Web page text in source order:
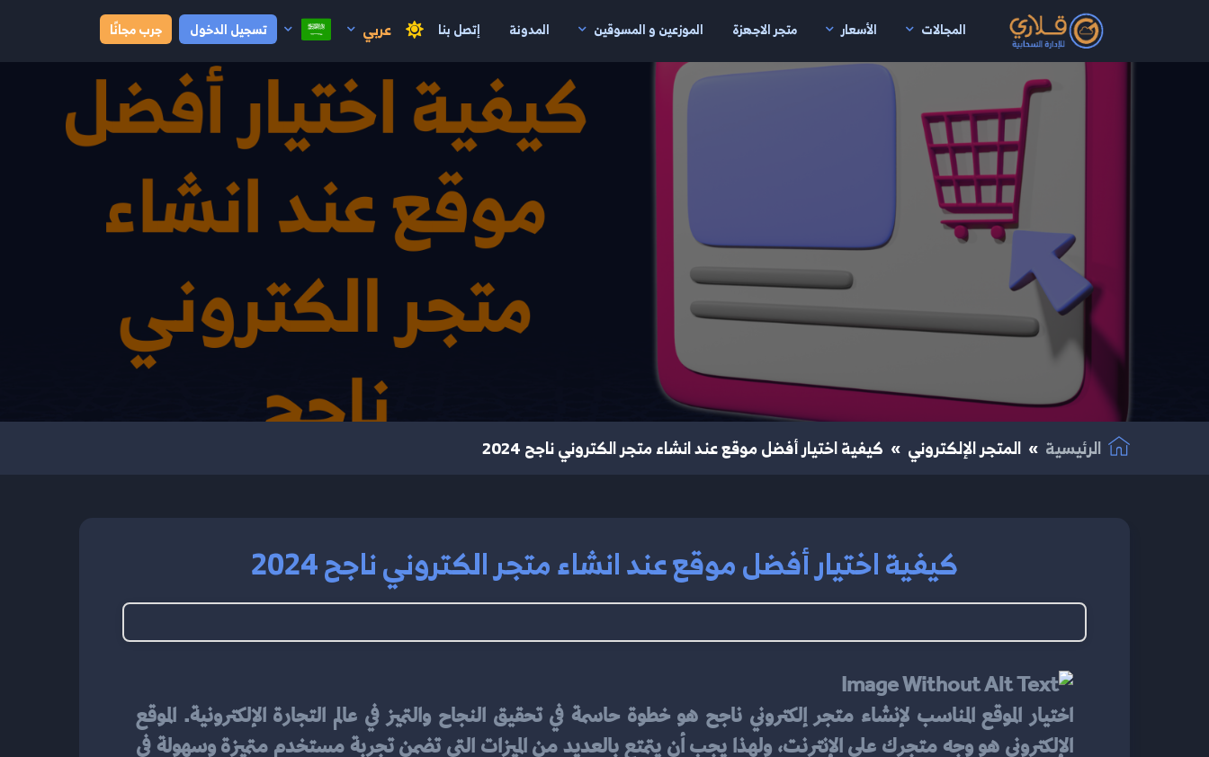
المجالات الأسعار متجر الاجهزة الموزعين و المسوقين المدونة إتصل بنا عربي تسجيل الدخول جرب مجانًا
انتقال إلى المحتوى الرئيسي
الرئيسية المتجر الإلكتروني كيفية اختيار أفضل موقع عند انشاء متجر الكتروني ناجح 2024
كيفية اختيار أفضل موقع عند انشاء متجر الكتروني ناجح 2024